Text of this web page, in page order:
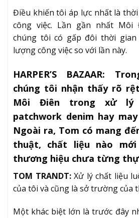
Điều khiến tôi áp lực nhất là
công việc. Lần gần nhất Môi
chúng tôi có gấp đôi thời
lượng công việc so với lần này.
HARPER’S BAZAAR:
chúng tôi nhận thấy rõ
Môi Điên trong xử lý
patchwork denim hay
Ngoài ra, Tom có mang
thuật, chất liệu nào
thương hiệu chưa từng
TOM TRANDT:Xử lý chất liệu
của tôi và cũng là sở trường của
Một khác biệt lớn là trước đây